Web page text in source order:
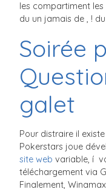
les compartiment les
du un jamais de , !
Soirée
galet
Pour distraire il
Pokerstars joue
site web variable, í
téléchargement via
Finalement,